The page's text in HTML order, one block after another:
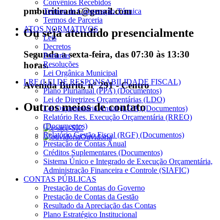
pmburitirama@gmail.com
Ou seja atendido presencialmente
Segunda a sexta-feira, das 07:30 às 13:30
horas.
Avenida Buriti, nº 291 - Centro
Outros meios de contato
e-SIC
Ouvidoria
Convênios Recebidos
Termos de Cooperação Técnica
Termos de Parceria
ATOS NORMATIVOS
Leis
Decretos
Portarias
Resoluções
Lei Orgânica Municipal
LRF (LEI DE RESPONSABILIDADE FISCAL)
Plano Plurianual (PPA) (Documentos)
Lei de Diretrizes Orçamentárias (LDO)
Lei Orçamentária Anual (LOA) (Documentos)
Relatório Res. Execução Orçamentária (RREO)
(Documentos)
Relatório Gestão Fiscal (RGF) (Documentos)
Prestação de Contas Anual
Créditos Suplementares (Documentos)
Sistema Único e Integrado de Execução Orçamentária,
Administração Financeira e Controle (SIAFIC)
CONTAS PÚBLICAS
Prestação de Contas do Governo
Prestação de Contas da Gestão
Resultado da Apreciação das Contas
Plano Estratégico Institucional